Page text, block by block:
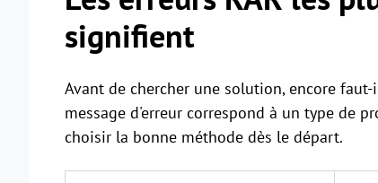
signifient
Avant de chercher une solution, encore
message d'erreur correspond à un type de
choisir la bonne méthode dès le départ.